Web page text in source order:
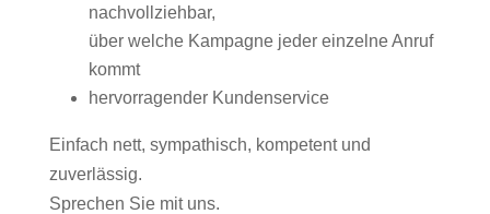
nachvollziehbar,
über welche Kampagne jeder einzelne Anruf
kommt
hervorragender Kundenservice
Einfach nett, sympathisch, kompetent und
zuverlässig.
Sprechen Sie mit uns.